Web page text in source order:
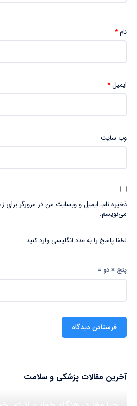
نام*
ایمیل*
وب‌ سایت
ذخیره نام، ایمیل و وبسایت من در مرورگر برای
می‌نویسم.
لطفا پاسخ را به عدد انگلیسی وارد کنید:
پنج × دو =
آخرین مقالات پزشکی و سلامت